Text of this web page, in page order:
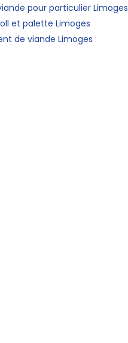
pour particulier Limoges
et palette Limoges
de viande Limoges